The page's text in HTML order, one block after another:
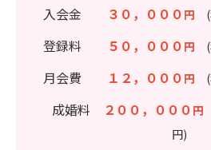
入会金 ３０，０００ 円
登録料 ５０，０００ 円 (
月会費 １２，０００ 円
成婚料 ２００，０００ 円
円)